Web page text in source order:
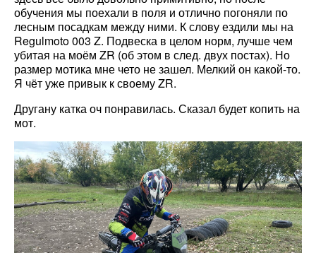
обучения мы поехали в поля и отлично погоняли по
лесным посадкам между ними. К слову ездили мы на
Regulmoto 003 Z. Подвеска в целом норм, лучше чем
убитая на моём ZR (об этом в след. двух постах). Но
размер мотика мне чето не зашел. Мелкий он какой-то.
Я чёт уже привык к своему ZR.
Другану катка оч понравилась. Сказал будет копить на
мот.